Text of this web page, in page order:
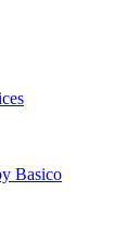
Basico